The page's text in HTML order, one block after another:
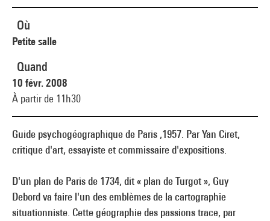
Guide psychogéographique de Paris ,1957. Par Yan Ciret,
critique d'art, essayiste et commissaire d'expositions.
D'un plan de Paris de 1734, dit « plan de Turgot », Guy
Debord va faire l'un des emblèmes de la cartographie
situationniste. Cette géographie des passions trace, par
Où
Petite salle
Quand
10 févr. 2008
À partir de 11h30